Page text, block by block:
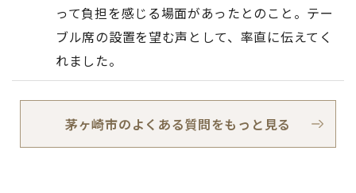
って負担を感じる場面があったとのこと。テー
ブル席の設置を望む声として、率直に伝えてく
れました。
茅ヶ崎市のよくある質問をもっと見る